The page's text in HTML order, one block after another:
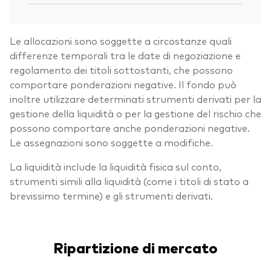
Le allocazioni sono soggette a circostanze quali
differenze temporali tra le date di negoziazione e
regolamento dei titoli sottostanti, che possono
comportare ponderazioni negative. Il fondo può
inoltre utilizzare determinati strumenti derivati per la
gestione della liquidità o per la gestione del rischio che
possono comportare anche ponderazioni negative.
Le assegnazioni sono soggette a modifiche.
La liquidità include la liquidità fisica sul conto,
strumenti simili alla liquidità (come i titoli di stato a
brevissimo termine) e gli strumenti derivati.
Ripartizione di mercato